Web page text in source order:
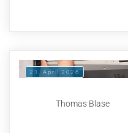
21. April 2026
Thomas Blase